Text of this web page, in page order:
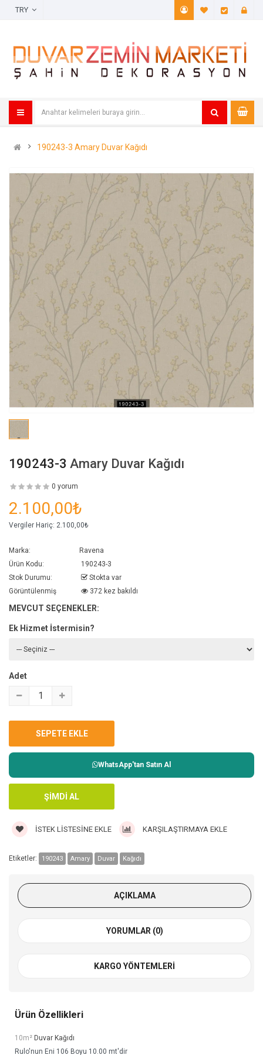
A. Listem
190243-3 Amary Duvar Kağıdı
190243-3 Amary Duvar Kağıdı
0 yorum
2.100,00₺
Vergiler Hariç: 2.100,00₺
Marka:
Ravena
Ürün Kodu:
190243-3
Stok Durumu:
Stokta var
Görüntülenmiş
372 kez bakıldı
MEVCUT SEÇENEKLER:
Ek Hizmet İstermisin?
Adet
WhatsApp'tan Satın Al
İSTEK LISTESINE EKLE KARŞILAŞTIRMAYA EKLE
Etiketler: 190243 Amary Duvar Kağıdı
AÇIKLAMA
YORUMLAR (0)
KARGO YÖNTEMLERI
Ürün Özellikleri
10m² Duvar Kağıdı
Rulo'nun Eni 106 Boyu 10.00 mt'dir